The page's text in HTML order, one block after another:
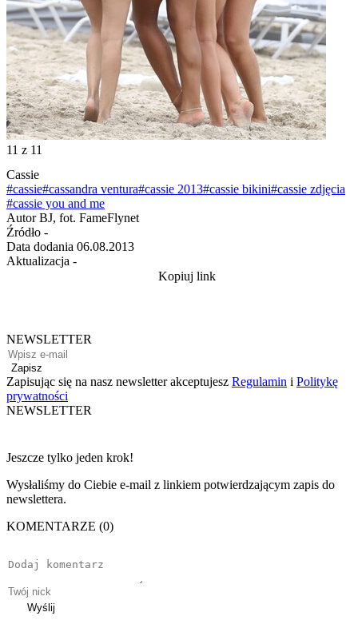
11 z 11
Cassie
#cassie#cassandra ventura#cassie 2013#cassie bikini#cassie zdjęcia
#cassie you and me
Autor BJ, fot. FameFlynet
Źródło -
Data dodania 06.08.2013
Aktualizacja -
Kopiuj link
NEWSLETTER
Zapisz
Zapisując się na nasz newsletter akceptujesz Regulamin i Politykę
prywatności
NEWSLETTER
Jeszcze tylko jeden krok!
Wysłaliśmy do Ciebie e-mail z linkiem potwierdzającym zapis do
newslettera.
KOMENTARZE (0)
Wyślij